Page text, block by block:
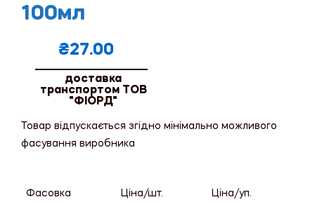
100мл
₴27.00
доставка
транспортом ТОВ
"ФІОРД"
Товар відпускається згідно мінімально можливого
фасування виробника
Фасовка Ціна/шт. Ціна/уп.